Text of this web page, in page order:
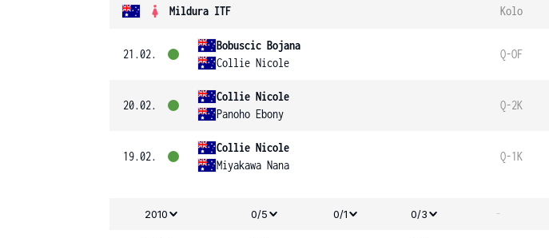
Mildura ITF Kolo
21.02.
Bobuscic Bojana
Collie Nicole
Q-OF
20.02.
Collie Nicole
Panoho Ebony
Q-2K
19.02.
Collie Nicole
Miyakawa Nana
Q-1K
2010 0/5 0/1 0/3 -